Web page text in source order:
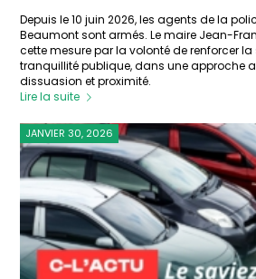
Depuis le 10 juin 2026, les agents de la
Beaumont sont armés. Le maire Jean-
cette mesure par la volonté de renforcer la
tranquillité publique, dans une approche
dissuasion et proximité.
Lire la suite
JANVIER 30, 2026